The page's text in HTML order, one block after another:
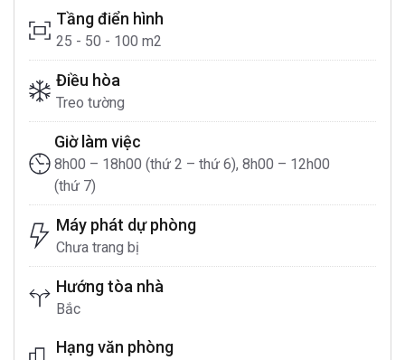
Tầng điển hình
25 - 50 - 100 m2
Điều hòa
Treo tường
Giờ làm việc
8h00 – 18h00 (thứ 2 – thứ 6), 8h00 – 12h00
(thứ 7)
Máy phát dự phòng
Chưa trang bị
Hướng tòa nhà
Bắc
Hạng văn phòng